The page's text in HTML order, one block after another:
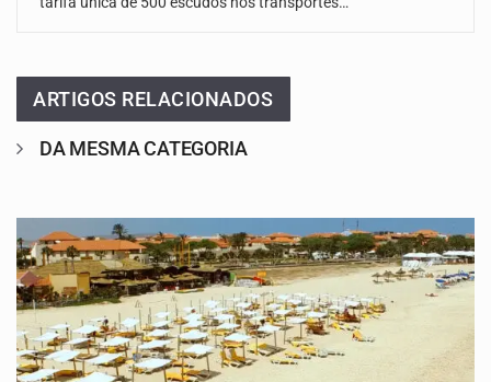
ARTIGOS RELACIONADOS
DA MESMA CATEGORIA